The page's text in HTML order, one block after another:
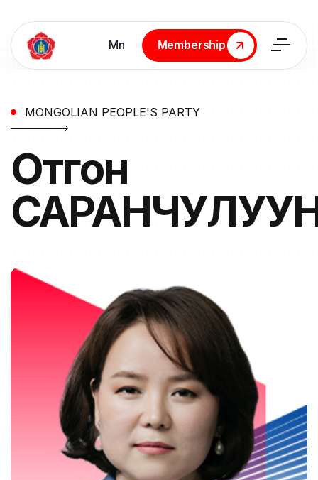
Мn
Membership
Membership
MONGOLIAN PEOPLE'S PARTY
Отгон